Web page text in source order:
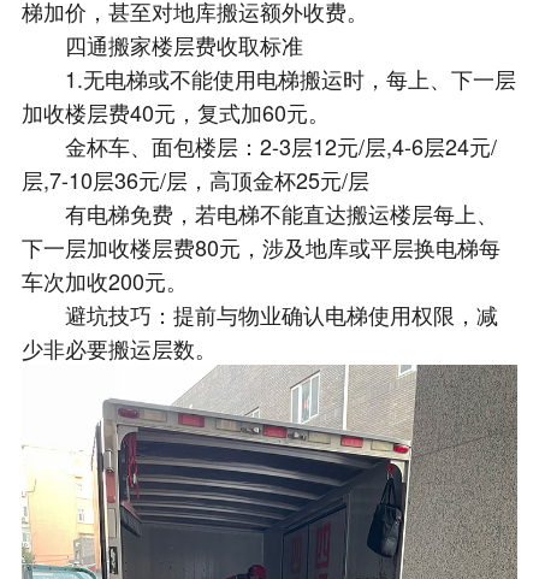
梯加价，甚至对地库搬运额外收费。
四通搬家楼层费收取标准
1.无电梯或不能使用电梯搬运时，每上、下一层
加收楼层费40元，复式加60元。
金杯车、面包楼层：2-3层12元/层,4-6层24元/
层,7-10层36元/层，高顶金杯25元/层
有电梯免费，若电梯不能直达搬运楼层每上、
下一层加收楼层费80元，涉及地库或平层换电梯每
车次加收200元。
避坑技巧：提前与物业确认电梯使用权限，减
少非必要搬运层数。